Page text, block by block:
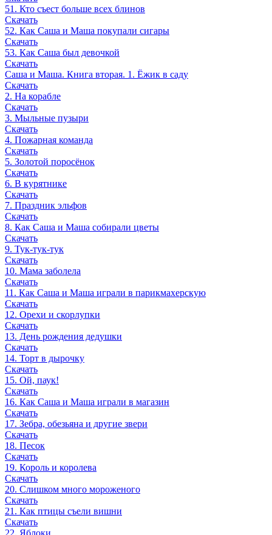
51. Кто съест больше всех блинов
Скачать
52. Как Саша и Маша покупали сигары
Скачать
53. Как Саша был девочкой
Скачать
Саша и Маша. Книга вторая. 1. Ёжик в саду
Скачать
2. На корабле
Скачать
3. Мыльные пузыри
Скачать
4. Пожарная команда
Скачать
5. Золотой поросёнок
Скачать
6. В курятнике
Скачать
7. Праздник эльфов
Скачать
8. Как Саша и Маша собирали цветы
Скачать
9. Тук-тук-тук
Скачать
10. Мама заболела
Скачать
11. Как Саша и Маша играли в парикмахерскую
Скачать
12. Орехи и скорлупки
Скачать
13. День рождения дедушки
Скачать
14. Торт в дырочку
Скачать
15. Ой, паук!
Скачать
16. Как Саша и Маша играли в магазин
Скачать
17. Зебра, обезьяна и другие звери
Скачать
18. Песок
Скачать
19. Король и королева
Скачать
20. Слишком много мороженого
Скачать
21. Как птицы съели вишни
Скачать